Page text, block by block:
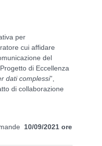
per
cui affidare
del
di Eccellenza
dati complessi”,
di collaborazione
10/09/2021 ore